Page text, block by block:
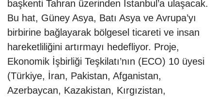
başkenti Tahran üzerinden İstanbul’a ulaşacak.
Bu hat, Güney Asya, Batı Asya ve Avrupa’yı
birbirine bağlayarak bölgesel ticareti ve insan
hareketliliğini artırmayı hedefliyor. Proje,
Ekonomik İşbirliği Teşkilatı’nın (ECO) 10 üyesi
(Türkiye, İran, Pakistan, Afganistan,
Azerbaycan, Kazakistan, Kırgızistan,